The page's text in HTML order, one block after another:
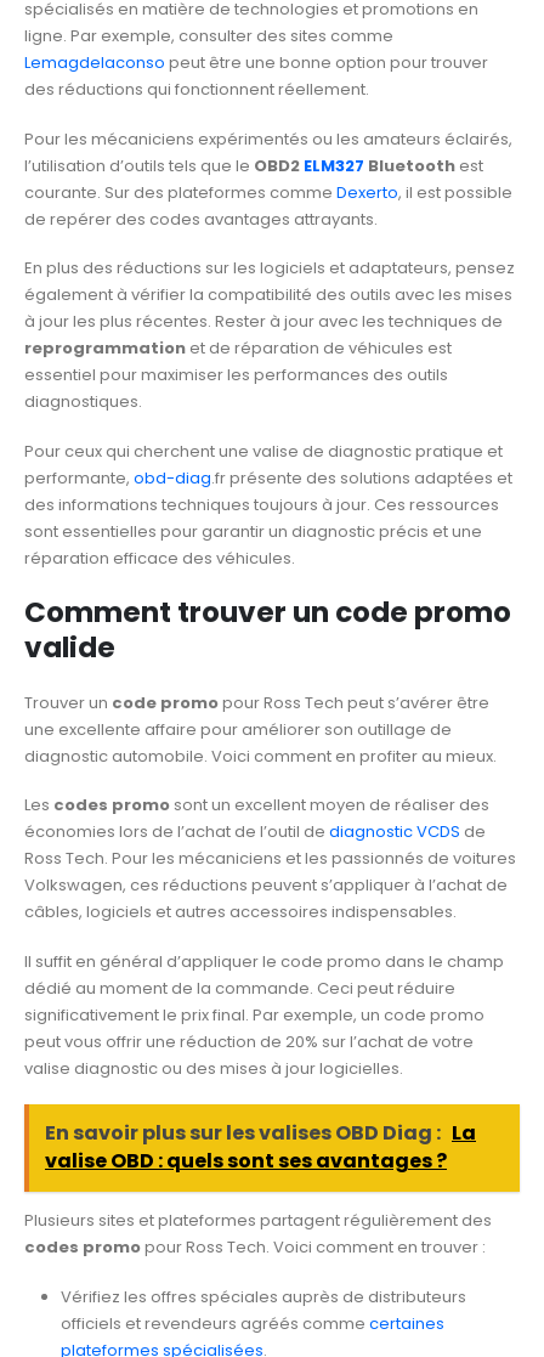
spécialisés en matière de technologies et promotions en
ligne. Par exemple, consulter des sites comme
Lemagdelaconso peut être une bonne option pour trouver
des réductions qui fonctionnent réellement.
Pour les mécaniciens expérimentés ou les amateurs éclairés,
l’utilisation d’outils tels que le OBD2 ELM327 Bluetooth est
courante. Sur des plateformes comme Dexerto, il est possible
de repérer des codes avantages attrayants.
En plus des réductions sur les logiciels et adaptateurs, pensez
également à vérifier la compatibilité des outils avec les mises
à jour les plus récentes. Rester à jour avec les techniques de
reprogrammation et de réparation de véhicules est
essentiel pour maximiser les performances des outils
diagnostiques.
Pour ceux qui cherchent une valise de diagnostic pratique et
performante, obd-diag.fr présente des solutions adaptées et
des informations techniques toujours à jour. Ces ressources
sont essentielles pour garantir un diagnostic précis et une
réparation efficace des véhicules.
Comment trouver un code promo
valide
Trouver un code promopour Ross Tech peut s’avérer être
une excellente affaire pour améliorer son outillage de
diagnostic automobile. Voici comment en profiter au mieux.
Les codes promo sont un excellent moyen de réaliser des
économies lors de l’achat de l’outil de diagnostic VCDS de
Ross Tech. Pour les mécaniciens et les passionnés de voitures
Volkswagen, ces réductions peuvent s’appliquer à l’achat de
câbles, logiciels et autres accessoires indispensables.
Il suffit en général d’appliquer le code promo dans le champ
dédié au moment de la commande. Ceci peut réduire
significativement le prix final. Par exemple, un code promo
peut vous offrir une réduction de 20% sur l’achat de votre
valise diagnostic ou des mises à jour logicielles.
En savoir plus sur les valises OBD Diag : La
valise OBD : quels sont ses avantages ?
Plusieurs sites et plateformes partagent régulièrement des
codes promopour Ross Tech. Voici comment en trouver :
Vérifiez les offres spéciales auprès de distributeurs
officiels et revendeurs agréés comme certaines
plateformes spécialisées.